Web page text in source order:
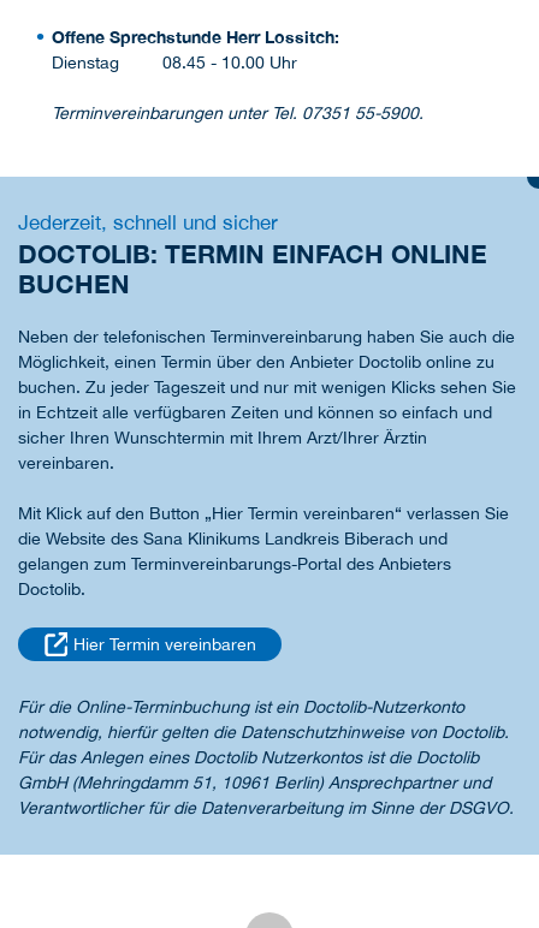
Offene Sprechstunde Herr Lossitch:
Dienstag 08.45 - 10.00 Uhr
Terminvereinbarungen unter Tel. 07351 55-5900.
Jederzeit, schnell und sicher
DOCTOLIB: TERMIN EINFACH ONLINE
BUCHEN
Neben der telefonischen Terminvereinbarung haben Sie auch die
Möglichkeit, einen Termin über den Anbieter Doctolib online zu
buchen. Zu jeder Tageszeit und nur mit wenigen Klicks sehen Sie
in Echtzeit alle verfügbaren Zeiten und können so einfach und
sicher Ihren Wunschtermin mit Ihrem Arzt/Ihrer Ärztin
vereinbaren.
Mit Klick auf den Button „Hier Termin vereinbaren“ verlassen Sie
die Website des Sana Klinikums Landkreis Biberach und
gelangen zum Terminvereinbarungs-Portal des Anbieters
Doctolib.
Hier Termin vereinbaren
Für die Online-Terminbuchung ist ein Doctolib-Nutzerkonto
notwendig, hierfür gelten die Datenschutzhinweise von Doctolib.
Für das Anlegen eines Doctolib Nutzerkontos ist die Doctolib
GmbH (Mehringdamm 51, 10961 Berlin) Ansprechpartner und
Verantwortlicher für die Datenverarbeitung im Sinne der DSGVO.